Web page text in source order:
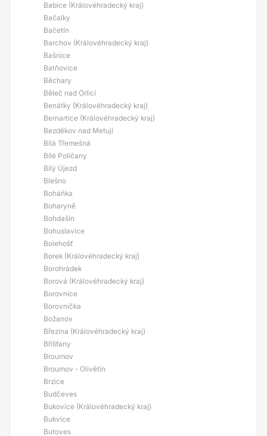
Babice (Královéhradecký kraj)
Bačalky
Bačetín
Barchov (Královéhradecký kraj)
Bašnice
Batňovice
Běchary
Běleč nad Orlicí
Benátky (Královéhradecký kraj)
Bernartice (Královéhradecký kraj)
Bezděkov nad Metují
Bílá Třemešná
Bílé Poličany
Bílý Újezd
Blešno
Boháňka
Boharyně
Bohdašín
Bohuslavice
Bolehošť
Borek (Královéhradecký kraj)
Borohrádek
Borová (Královéhradecký kraj)
Borovnice
Borovnička
Božanov
Březina (Královéhradecký kraj)
Bříšťany
Broumov
Broumov - Olivětín
Brzice
Budčeves
Bukovice (Královéhradecký kraj)
Bukvice
Butoves